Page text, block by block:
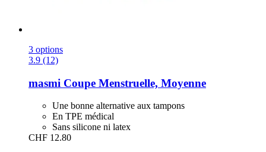
3 options
3.9 (12)
masmi Coupe Menstruelle, Moyenne
Une bonne alternative aux tampons
En TPE médical
Sans silicone ni latex
CHF 12.80